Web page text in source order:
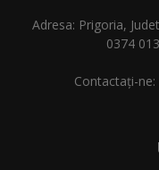
Adresa: Prigoria,
0374
Contactați-ne: